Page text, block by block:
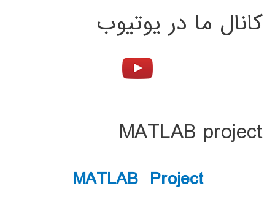
کانال ما در یوتیوب
MATLAB project
MATLAB Project